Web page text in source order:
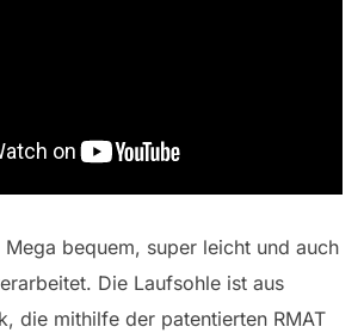
Mega bequem, super leicht und auch
Die Laufsohle ist aus
die mithilfe der patentierten RMAT